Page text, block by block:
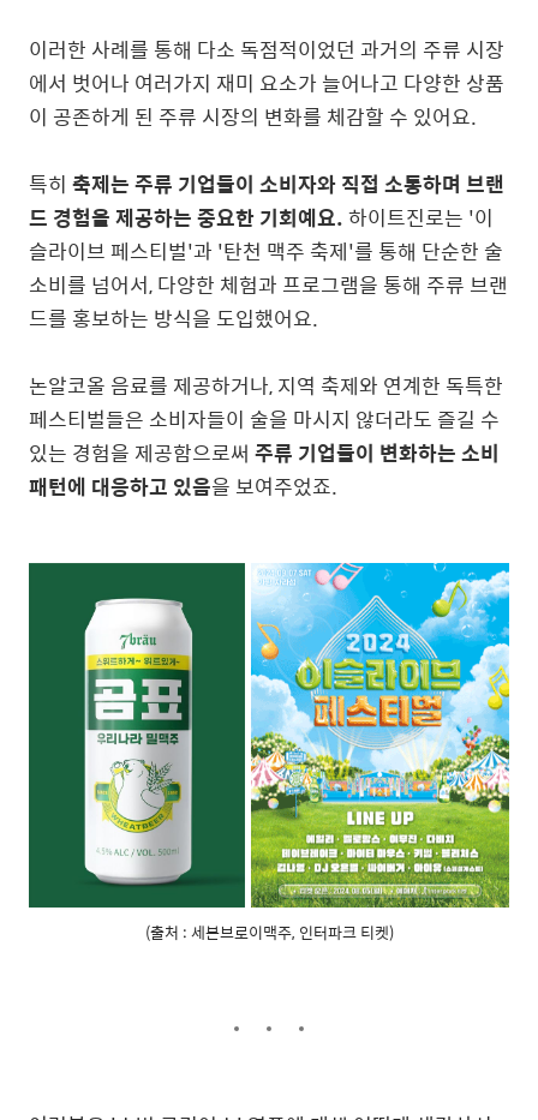
이러한 사례를 통해 다소 독점적이었던 과거의 주류 시장
에서 벗어나 여러가지 재미 요소가 늘어나고 다양한 상품
이 공존하게 된 주류 시장의 변화를 체감할 수 있어요.
특히 축제는 주류 기업들이 소비자와 직접 소통하며 브랜
드 경험을 제공하는 중요한 기회예요.하이트진로는 '이
슬라이브 페스티벌'과 '탄천 맥주 축제'를 통해 단순한 술
소비를 넘어서, 다양한 체험과 프로그램을 통해 주류 브랜
드를 홍보하는 방식을 도입했어요.
논알코올 음료를 제공하거나, 지역 축제와 연계한 독특한
페스티벌들은 소비자들이 술을 마시지 않더라도 즐길 수
있는 경험을 제공함으로써 주류 기업들이 변화하는 소비
패턴에 대응하고 있음을 보여주었죠.
(출처 : 세븐브로이맥주, 인터파크 티켓)